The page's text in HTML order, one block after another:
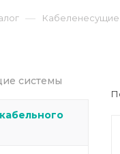
—
системы